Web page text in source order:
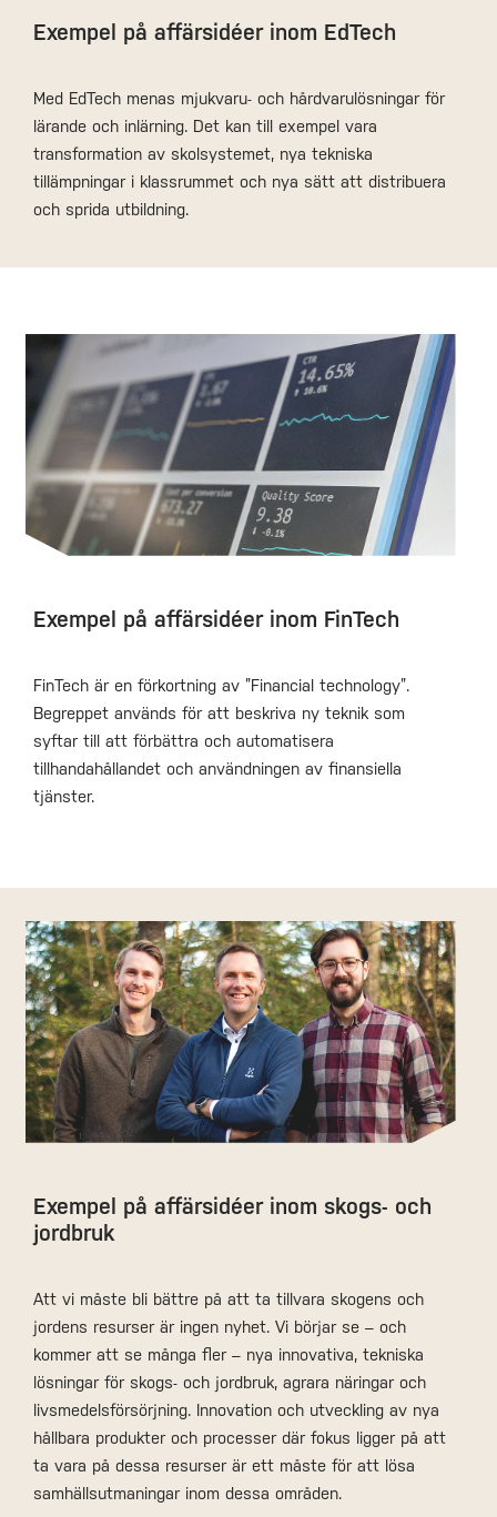
Exempel på affärsidéer inom EdTech
Med EdTech menas mjukvaru- och hårdvarulösningar för
lärande och inlärning. Det kan till exempel vara
transformation av skolsystemet, nya tekniska
tillämpningar i klassrummet och nya sätt att distribuera
och sprida utbildning.
Exempel på affärsidéer inom FinTech
FinTech är en förkortning av ”Financial technology”.
Begreppet används för att beskriva ny teknik som
syftar till att förbättra och automatisera
tillhandahållandet och användningen av finansiella
tjänster.
Exempel på affärsidéer inom skogs- och
jordbruk
Att vi måste bli bättre på att ta tillvara skogens och
jordens resurser är ingen nyhet. Vi börjar se – och
kommer att se många fler – nya innovativa, tekniska
lösningar för skogs- och jordbruk, agrara näringar och
livsmedelsförsörjning. Innovation och utveckling av nya
hållbara produkter och processer där fokus ligger på att
ta vara på dessa resurser är ett måste för att lösa
samhällsutmaningar inom dessa områden.